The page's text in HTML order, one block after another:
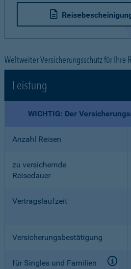
Weltweiter Versicherungsschutz für Ihre
Leistung
WICHTIG: Der
Anzahl Reisen
zu versichernde
Reisedauer
Vertragslaufzeit
Versicherungsbestätigung
für Singles und Familien